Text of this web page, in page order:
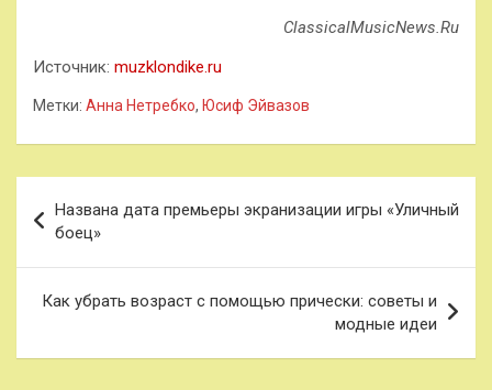
ClassicalMusicNews.Ru
Источник: muzklondike.ru
Метки: Анна Нетребко, Юсиф Эйвазов
по
записям
Названа дата премьеры экранизации игры «Уличный
боец»
Как убрать возраст с помощью прически: советы и
модные идеи